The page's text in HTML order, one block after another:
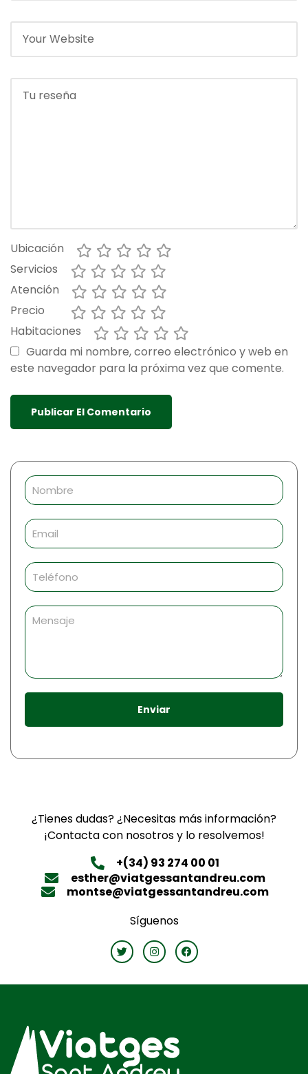
Ubicación
Servicios
Atención
Precio
Habitaciones
Guarda mi nombre, correo electrónico y web en
este navegador para la próxima vez que comente.
Enviar
¿Tienes dudas? ¿Necesitas más información?
¡Contacta con nosotros y lo resolvemos!
+(34) 93 274 00 01
esther@viatgessantandreu.com
montse@viatgessantandreu.com
Síguenos